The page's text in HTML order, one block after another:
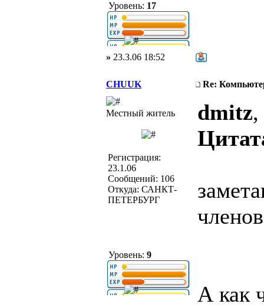
Уровень: 17
» 23.3.06 18:52
CHUUK Re:
Местный житель
Регистрация:
23.1.06
Сообщений: 106
Откуда: САНКТ-
ПЕТЕРБУРГ
Уровень: 9
dmitz,
А как